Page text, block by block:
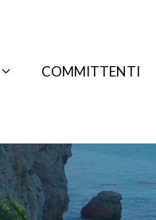
COMMITTENTI